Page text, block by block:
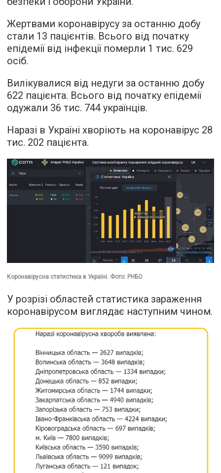
Жертвами коронавірусу за останню добу
стали 13 пацієнтів. Всього від початку
епідемії від інфекції померли 1 тис. 629
осіб.
Вилікувалися від недуги за останню добу
622 пацієнта. Всього від початку епідемії
одужали 36 тис. 744 українців.
Наразі в Україні хворіють на коронавірус 28
тис. 202 пацієнта.
Коронавірусна статистика в Україні. Фото: РНБО
У розрізі областей статистика зараження
коронавірусом виглядає наступним чином.